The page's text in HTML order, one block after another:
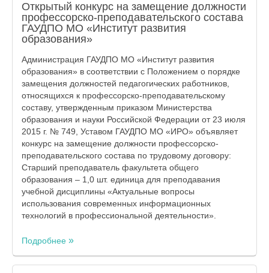
Открытый конкурс на замещение должности
профессорско-преподавательского состава
ГАУДПО МО «Институт развития
образования»
Администрация ГАУДПО МО «Институт развития
образования» в соответствии с Положением о порядке
замещения должностей педагогических работников,
относящихся к профессорско-преподавательскому
составу, утвержденным приказом Министерства
образования и науки Российской Федерации от 23 июля
2015 г. № 749, Уставом ГАУДПО МО «ИРО» объявляет
конкурс на замещение должности профессорско-
преподавательского состава по трудовому договору:
Старший преподаватель факультета общего
образования – 1,0 шт. единица для преподавания
учебной дисциплины «Актуальные вопросы
использования современных информационных
технологий в профессиональной деятельности».
Подробнее